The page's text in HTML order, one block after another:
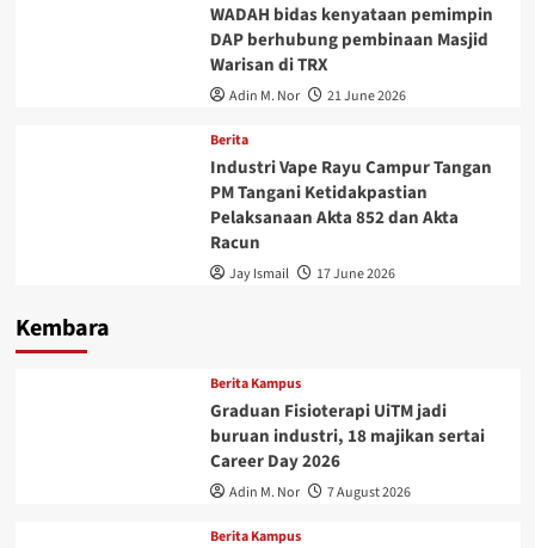
WADAH bidas kenyataan pemimpin
DAP berhubung pembinaan Masjid
Warisan di TRX
Adin M. Nor 21 June 2026
Berita
Industri Vape Rayu Campur Tangan
PM Tangani Ketidakpastian
Pelaksanaan Akta 852 dan Akta
Racun
Jay Ismail 17 June 2026
Kembara
Berita Kampus
Graduan Fisioterapi UiTM jadi
buruan industri, 18 majikan sertai
Career Day 2026
Adin M. Nor 7 August 2026
Berita Kampus